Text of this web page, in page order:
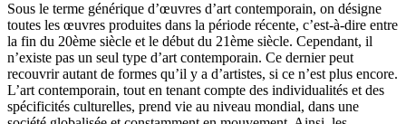
Sous le terme générique d’œuvres d’art contemporain, on désigne
toutes les œuvres produites dans la période récente, c’est-à-dire entre
la fin du 20ème siècle et le début du 21ème siècle. Cependant, il
n’existe pas un seul type d’art contemporain. Ce dernier peut
recouvrir autant de formes qu’il y a d’artistes, si ce n’est plus encore.
L’art contemporain, tout en tenant compte des individualités et des
spécificités culturelles, prend vie au niveau mondial, dans une